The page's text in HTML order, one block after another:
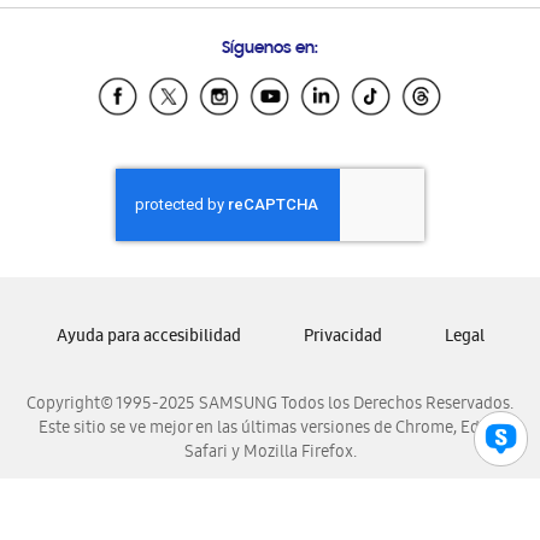
Samsung Ecuador
Samsung El Salvador
Samsung Honduras
Samsung Nicaragua
Samsung Panamá
Samsung Venezuela
Síguenos en:
Copyright© 1995-2025 SAMSUNG Todos los Derechos Reservados.
Este sitio se ve mejor en las últimas versiones de Chrome, Edge,
Safari y Mozilla Firefox.
Ayuda para accesibilidad Privacidad Legal